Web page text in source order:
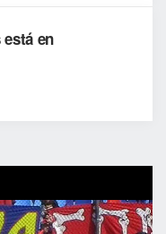
en